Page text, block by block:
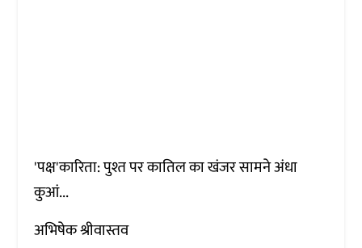
'पक्ष'कारिता: पुश्त पर कातिल का खंजर सामने अंधा
कुआं...
अभिषेक श्रीवास्तव